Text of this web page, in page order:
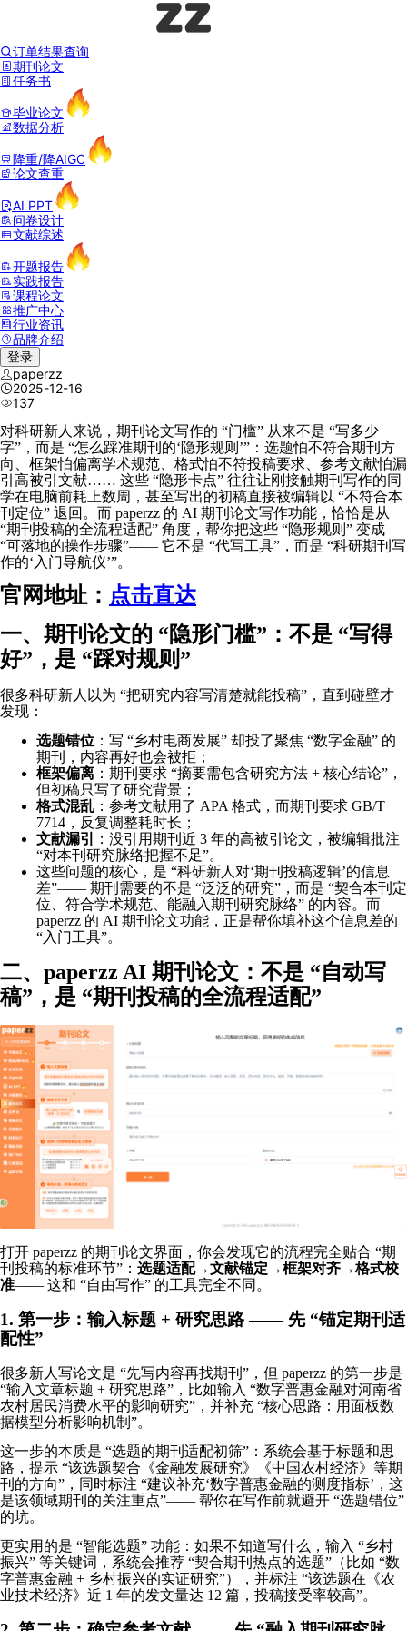
订单结果查询
期刊论文
任务书
毕业论文
数据分析
降重/降AIGC
论文查重
AI PPT
问卷设计
文献综述
开题报告
实践报告
课程论文
推广中心
行业资讯
品牌介绍
登录
paperzz
2025-12-16
137
对科研新人来说，期刊论文写作的 “门槛” 从来不是 “写多少
字”，而是 “怎么踩准期刊的‘隐形规则’”：选题怕不符合期刊方
向、框架怕偏离学术规范、格式怕不符投稿要求、参考文献怕漏
引高被引文献…… 这些 “隐形卡点” 往往让刚接触期刊写作的同
学在电脑前耗上数周，甚至写出的初稿直接被编辑以 “不符合本
刊定位” 退回。而 paperzz 的 AI 期刊论文写作功能，恰恰是从
“期刊投稿的全流程适配” 角度，帮你把这些 “隐形规则” 变成
“可落地的操作步骤”—— 它不是 “代写工具”，而是 “科研期刊写
作的‘入门导航仪’”。
官网地址： 点击直达
一、期刊论文的 “隐形门槛”：不是 “写得
好”，是 “踩对规则”
很多科研新人以为 “把研究内容写清楚就能投稿”，直到碰壁才
发现：
选题错位 ：写 “乡村电商发展” 却投了聚焦 “数字金融” 的
期刊，内容再好也会被拒；
框架偏离 ：期刊要求 “摘要需包含研究方法 + 核心结论”，
但初稿只写了研究背景；
格式混乱 ：参考文献用了 APA 格式，而期刊要求 GB/T
7714，反复调整耗时长；
文献漏引
：没引用期刊近 3 年的高被引论文，被编辑批注
“对本刊研究脉络把握不足”。
这些问题的核心，是 “科研新人对‘期刊投稿逻辑’的信息
差”—— 期刊需要的不是 “泛泛的研究”，而是 “契合本刊定
位、符合学术规范、能融入期刊研究脉络” 的内容。而
paperzz 的 AI 期刊论文功能，正是帮你填补这个信息差的
“入门工具”。
二、paperzz AI 期刊论文：不是 “自动写
稿”，是 “期刊投稿的全流程适配”
打开 paperzz 的期刊论文界面，你会发现它的流程完全贴合 “期
刊投稿的标准环节”： 选题适配→文献锚定→框架对齐→格式校
准—— 这和 “自由写作” 的工具完全不同。
1. 第一步：输入标题 + 研究思路 —— 先 “锚定期刊适
配性”
很多新人写论文是 “先写内容再找期刊”，但 paperzz 的第一步是
“输入文章标题 + 研究思路”，比如输入 “数字普惠金融对河南省
农村居民消费水平的影响研究”，并补充 “核心思路：用面板数
据模型分析影响机制”。
这一步的本质是 “选题的期刊适配初筛”：系统会基于标题和思
路，提示 “该选题契合《金融发展研究》《中国农村经济》等期
刊的方向”，同时标注 “建议补充‘数字普惠金融的测度指标’，这
是该领域期刊的关注重点”—— 帮你在写作前就避开 “选题错位”
的坑。
更实用的是 “智能选题” 功能：如果不知道写什么，输入 “乡村
振兴” 等关键词，系统会推荐 “契合期刊热点的选题”（比如 “数
字普惠金融 + 乡村振兴的实证研究”），并标注 “该选题在《农
业技术经济》近 1 年的发文量达 12 篇，投稿接受率较高”。